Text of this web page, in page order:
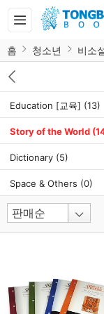
홈 청소년 비소
Education [교육] (13)
Story of the World
Dictionary (5)
Space & Others (0)